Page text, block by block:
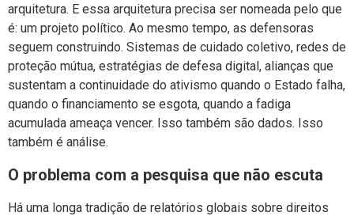
arquitetura. E essa arquitetura precisa ser nomeada pelo que
é: um projeto político. Ao mesmo tempo, as defensoras
seguem construindo. Sistemas de cuidado coletivo, redes de
proteção mútua, estratégias de defesa digital, alianças que
sustentam a continuidade do ativismo quando o Estado falha,
quando o financiamento se esgota, quando a fadiga
acumulada ameaça vencer. Isso também são dados. Isso
também é análise.
O problema com a pesquisa que não escuta
Há uma longa tradição de relatórios globais sobre direitos